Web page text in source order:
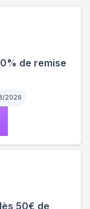
de remise
2026
50€ de